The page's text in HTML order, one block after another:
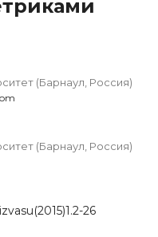
(Барнаул, Россия)
(Барнаул, Россия)
26